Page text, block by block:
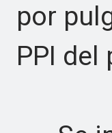
por
PPI del